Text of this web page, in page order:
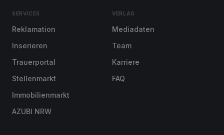
SERVICES
Reklamation
Inserieren
Trauerportal
Stellenmarkt
Immobilienmarkt
AZUBI NRW
VERLAG
Mediadaten
Team
Karriere
FAQ